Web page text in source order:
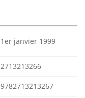
1er janvier 1999
2713213266
9782713213267